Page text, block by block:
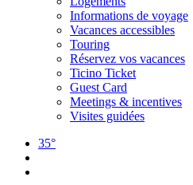
Informations de voyage
Vacances accessibles
Touring
Réservez vos vacances
Ticino Ticket
Guest Card
Meetings & incentives
Visites guidées
35°